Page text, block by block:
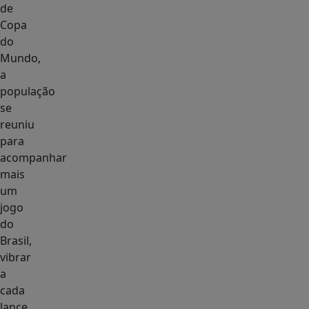
de
Copa
do
Mundo,
a
população
se
reuniu
para
acompanhar
mais
um
jogo
do
Brasil,
vibrar
a
cada